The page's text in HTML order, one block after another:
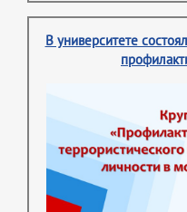
В университете